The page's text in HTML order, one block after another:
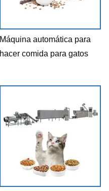
Máquina automática para
hacer comida para gatos